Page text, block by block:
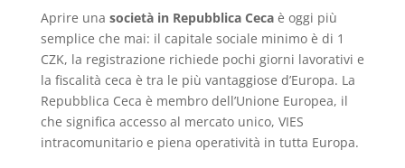
Aprire una società in Repubblica Cecaè oggi più
semplice che mai: il capitale sociale minimo è di 1
CZK, la registrazione richiede pochi giorni lavorativi e
la fiscalità ceca è tra le più vantaggiose d’Europa. La
Repubblica Ceca è membro dell’Unione Europea, il
che significa accesso al mercato unico, VIES
intracomunitario e piena operatività in tutta Europa.